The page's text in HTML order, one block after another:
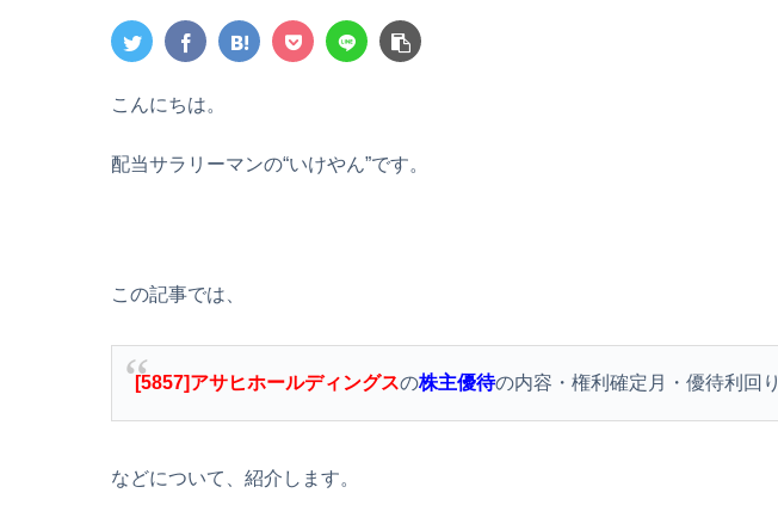
こんにちは。
配当サラリーマンの“いけやん”です。
この記事では、
[5857]アサヒホールディングスの株主優待の内容・権利確定月・優待利回り
などについて、紹介します。